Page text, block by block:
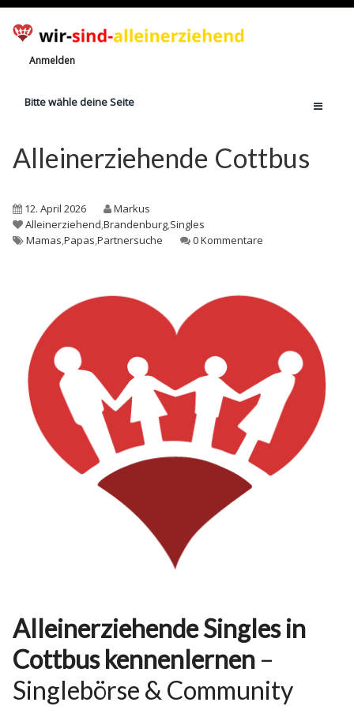
Anmelden
Bitte wähle deine Seite
Jetzt registrieren!
Anzahl Alleinerziehende
Finanzielle Hilfe
Rechte
Alleinerziehende Cottbus
12. April 2026
Markus
Alleinerziehend,Brandenburg,Singles
Mamas,Papas,Partnersuche 0 Kommentare
Alleinerziehende Singles in
Cottbus kennenlernen –
Singlebörse & Community